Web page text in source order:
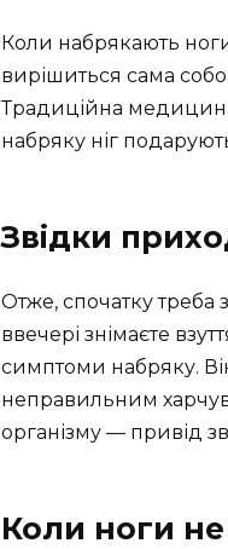
Коли набрякають
вирішиться сама
Традиційна
набряку ніг
Звідки
Отже, спочатку треба
ввечері знімаєте
симптоми набряку.
неправильним
організму — привід
Коли ноги